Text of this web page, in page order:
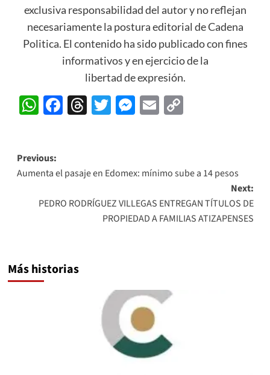
exclusiva responsabilidad del autor y no reflejan
necesariamente la postura editorial de Cadena
Politica. El contenido ha sido publicado con fines
informativos y en ejercicio de la
libertad de expresión.
WhatsApp
Facebook
Threads
Twitter
Messenger
EmailCopy
Post
navigation
Previous:
Aumenta el pasaje en Edomex: mínimo sube a 14 pesos
Next:
PEDRO RODRÍGUEZ VILLEGAS ENTREGAN TÍTULOS DE
PROPIEDAD A FAMILIAS ATIZAPENSES
Más historias